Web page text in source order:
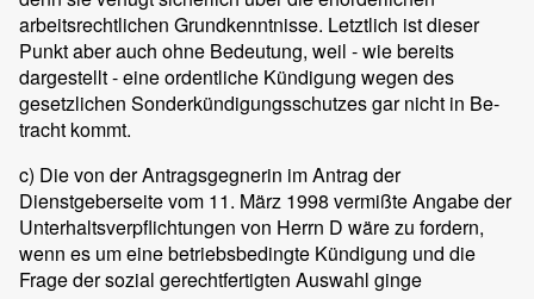
arbeitsrechtlichen Grundkenntnisse. Letztlich ist dieser
Punkt aber auch ohne Bedeutung, weil - wie bereits
dargestellt - eine ordentliche Kündigung wegen des
gesetzlichen Sonderkündigungsschutzes gar nicht in Be-
tracht kommt.
c) Die von der Antragsgegnerin im Antrag der
Dienstgeberseite vom 11. März 1998 vermißte Angabe der
Unterhaltsverpflichtungen von Herrn D wäre zu fordern,
wenn es um eine betriebsbedingte Kündigung und die
Frage der sozial gerechtfertigten Auswahl ginge